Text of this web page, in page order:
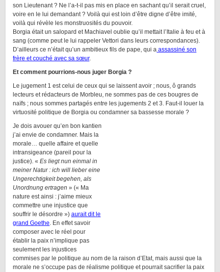
son Lieutenant ? Ne l’a-t-il pas mis en place en sachant qu’il serait cruel,
voire en le lui demandant ? Voilà qui est loin d’être digne d’être imité,
voilà qui révèle les monstruosités du pouvoir.
Borgia était un salopard et Machiavel oublie qu’il mettait l’Italie à feu et à
sang (comme peut le lui rappeler Vettori dans leurs correspondances).
D’ailleurs ce n’était qu’un ambitieux fils de pape, qui a assassiné son
frère et couché avec sa sœur.
Et comment pourrions-nous juger Borgia ?
Le jugement 1 est celui de ceux qui se laissent avoir ; nous, ô grands
lecteurs et rédacteurs de Morbleu, ne sommes pas de ces bougres de
naïfs ; nous sommes partagés entre les jugements 2 et 3. Faut-il louer la
virtuosité politique de Borgia ou condamner sa bassesse morale ?
Je dois avouer qu’en bon kantien
j’ai envie de condamner. Mais la
morale… quelle affaire et quelle
intransigeance (pareil pour la
justice). « Es liegt nun einmal in
meiner Natur : ich will lieber eine
Ungerechtigkeit begehen, als
Unordnung ertragen » (« Ma
nature est ainsi : j’aime mieux
commettre une injustice que
souffrir le désordre ») aurait dit le
grand Goethe. En effet savoir
composer avec le réel pour
établir la paix n’implique pas
seulement les injustices
commises par le politique au nom de la raison d’Etat, mais aussi que la
morale ne s’occupe pas de réalisme politique et pourrait sacrifier la paix